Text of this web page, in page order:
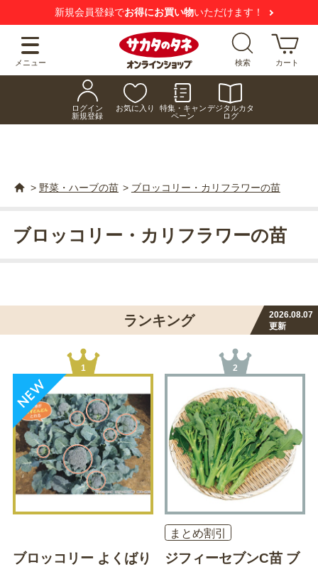
新規会員登録でお得にお買い物いただけます！
メニュー 検索 カート
ログイン
新規登録
お気に入り
特集・キャン
ペーン
デジタルカタ
ログ
> 野菜・ハーブの苗 > ブロッコリー・カリフラワーの苗
ブロッコリー・カリフラワーの苗
ランキング
2026.08.07
更新
1
ブロッコリー よくばり
2
まとめ割引
ジフィーセブンC苗 ブ